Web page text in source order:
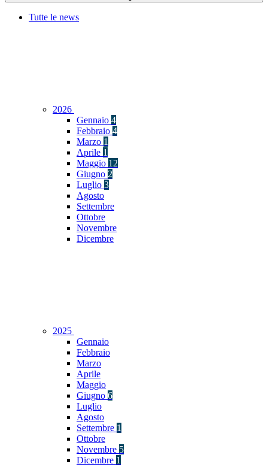
Tutte le news
2026
Gennaio 4
Febbraio 4
Marzo 1
Aprile 1
Maggio 12
Giugno 2
Luglio 3
Agosto
Settembre
Ottobre
Novembre
Dicembre
2025
Gennaio
Febbraio
Marzo
Aprile
Maggio
Giugno 6
Luglio
Agosto
Settembre 1
Ottobre
Novembre 5
Dicembre 1